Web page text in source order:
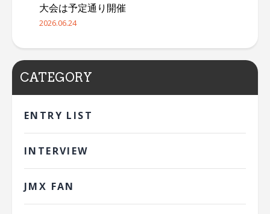
大会は予定通り開催
2026.06.24
CATEGORY
ENTRY LIST
INTERVIEW
JMX FAN